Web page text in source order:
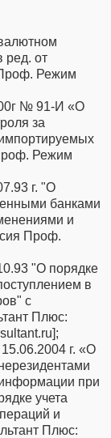
ред. от
Проф. Режим
№ 91-И «О
за
Режим
г. "О
банками
и
Проф.
"О порядке
в
с
Плюс:
г. «О
при
учета
и
Плюс: